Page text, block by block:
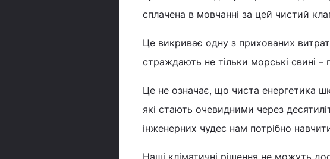
сплачена в мовчанні за цей чистий
Це викриває одну з прихованих
страждають не тільки морські свині
Це не означає, що чиста енергетика
які стають очевидними через
інженерних чудес нам потрібно
Наші кліматичні рішення не можуть